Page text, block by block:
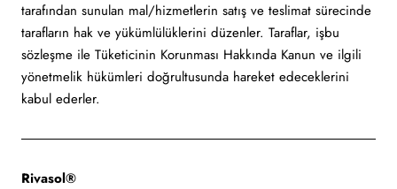
tarafından sunulan mal/hizmetlerin satış ve teslimat sürecinde
tarafların hak ve yükümlülüklerini düzenler. Taraflar, işbu
sözleşme ile Tüketicinin Korunması Hakkında Kanun ve ilgili
yönetmelik hükümleri doğrultusunda hareket edeceklerini
kabul ederler.
Rivasol®